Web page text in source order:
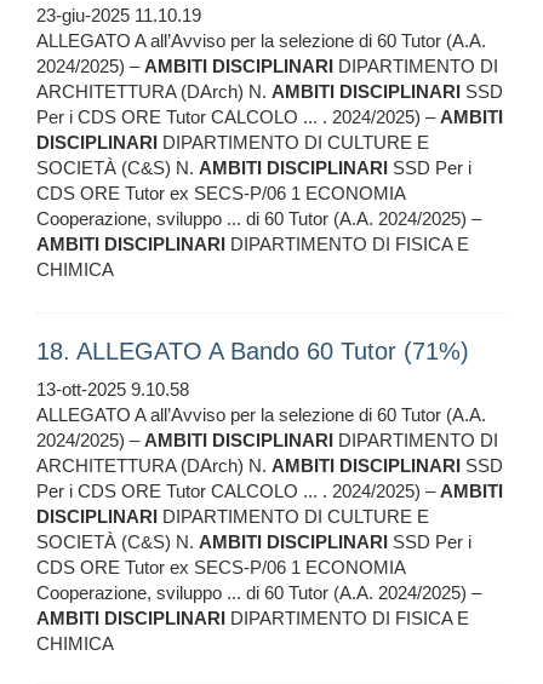
23-giu-2025 11.10.19
ALLEGATO A all’Avviso per la selezione di 60 Tutor (A.A.
2024/2025) –AMBITI DISCIPLINARI DIPARTIMENTO DI
ARCHITETTURA (DArch) N. AMBITI DISCIPLINARI SSD
Per i CDS ORE Tutor CALCOLO ... . 2024/2025) –AMBITI
DISCIPLINARI DIPARTIMENTO DI CULTURE E
SOCIETÀ (C&S) N. AMBITI DISCIPLINARI SSD Per i
CDS ORE Tutor ex SECS-P/06 1 ECONOMIA
Cooperazione, sviluppo ... di 60 Tutor (A.A. 2024/2025) –
AMBITI DISCIPLINARI DIPARTIMENTO DI FISICA E
CHIMICA
18. ALLEGATO A Bando 60 Tutor (71%)
13-ott-2025 9.10.58
ALLEGATO A all’Avviso per la selezione di 60 Tutor (A.A.
2024/2025) –AMBITI DISCIPLINARI DIPARTIMENTO DI
ARCHITETTURA (DArch) N. AMBITI DISCIPLINARI SSD
Per i CDS ORE Tutor CALCOLO ... . 2024/2025) –AMBITI
DISCIPLINARI DIPARTIMENTO DI CULTURE E
SOCIETÀ (C&S) N. AMBITI DISCIPLINARI SSD Per i
CDS ORE Tutor ex SECS-P/06 1 ECONOMIA
Cooperazione, sviluppo ... di 60 Tutor (A.A. 2024/2025) –
AMBITI DISCIPLINARI DIPARTIMENTO DI FISICA E
CHIMICA